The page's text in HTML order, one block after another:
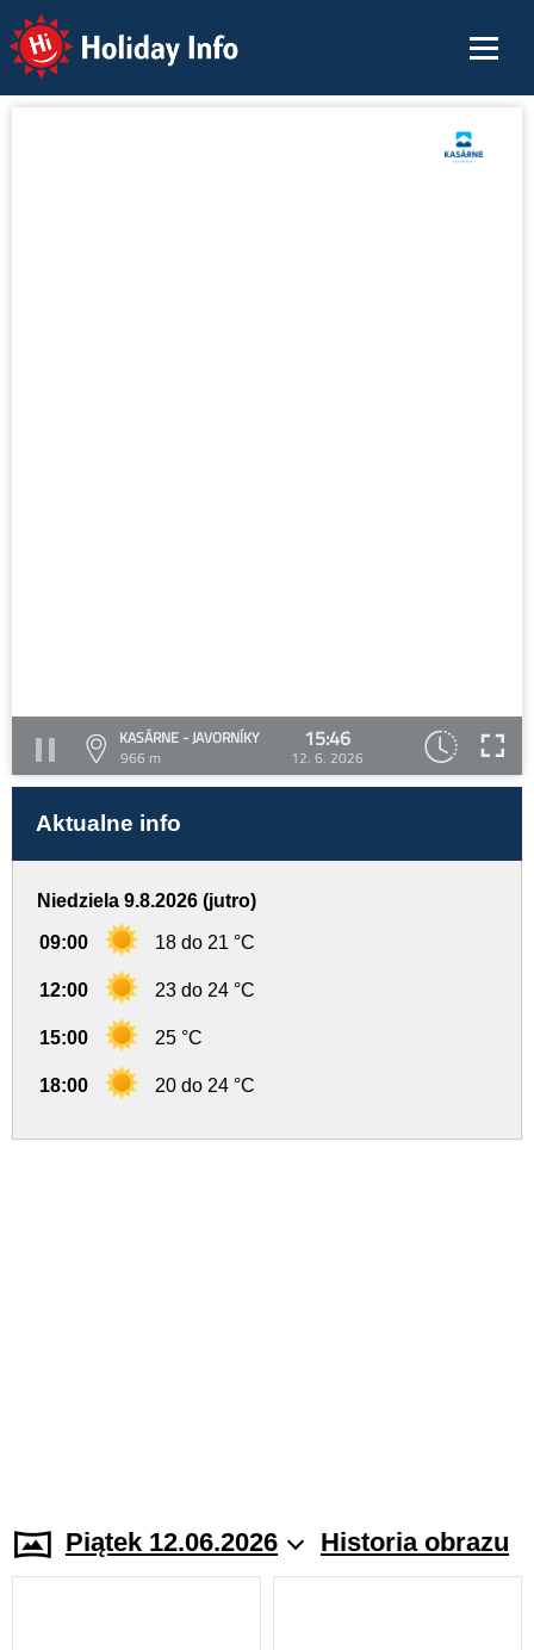
Holiday Info
KASÁRNE - JAVORNÍKY
966 m
15:46
12. 6. 2026
Aktualne info
Niedziela 9.8.2026 (jutro)
09:00 18 do 21 °C
12:00 23 do 24 °C
15:00 25 °C
18:00 20 do 24 °C
Piątek 12.06.2026 Historia obrazu